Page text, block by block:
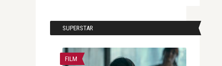
SUPERSTAR
FILM